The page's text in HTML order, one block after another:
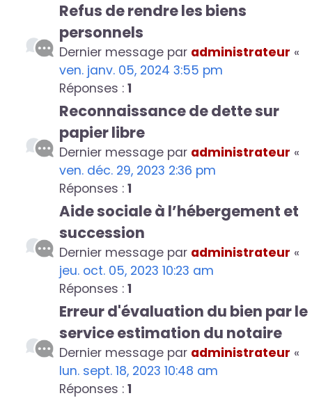
Refus de rendre les biens
personnels
Dernier message par administrateur «
ven. janv. 05, 2024 3:55 pm
Réponses : 1
Reconnaissance de dette sur
papier libre
Dernier message par administrateur «
ven. déc. 29, 2023 2:36 pm
Réponses : 1
Aide sociale à l’hébergement et
succession
Dernier message par administrateur «
jeu. oct. 05, 2023 10:23 am
Réponses : 1
Erreur d'évaluation du bien par le
service estimation du notaire
Dernier message par administrateur «
lun. sept. 18, 2023 10:48 am
Réponses : 1